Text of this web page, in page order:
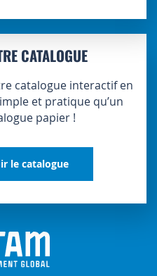
CATALOGUE
catalogue interactif en
et pratique qu’un
papier !
le catalogue